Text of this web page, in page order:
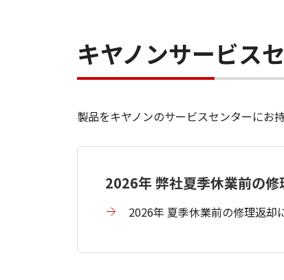
キヤノンサービス
製品をキヤノンのサービスセンターにお
2026年 弊社夏季休業前の
2026年 夏季休業前の修理返却